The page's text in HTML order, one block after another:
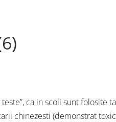
ca in scoli sunt folosite
chinezesti (demonstrat